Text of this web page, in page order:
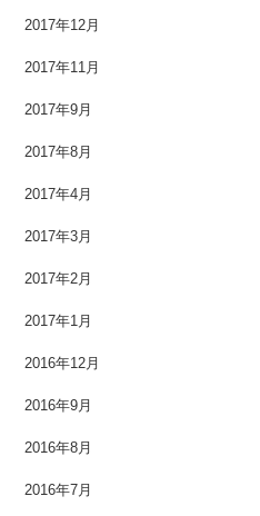
2017年12月
2017年11月
2017年9月
2017年8月
2017年4月
2017年3月
2017年2月
2017年1月
2016年12月
2016年9月
2016年8月
2016年7月